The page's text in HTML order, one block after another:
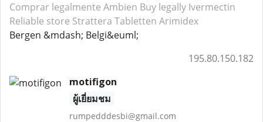
Comprar legalmente Ambien Buy legally Ivermectin
Reliable store Strattera Tabletten Arimidex
Bergen &mdash; Belgi&euml;
195.80.150.182
motifigon
ผู้เยี่ยมชม
rumpedddesbi@gmail.com